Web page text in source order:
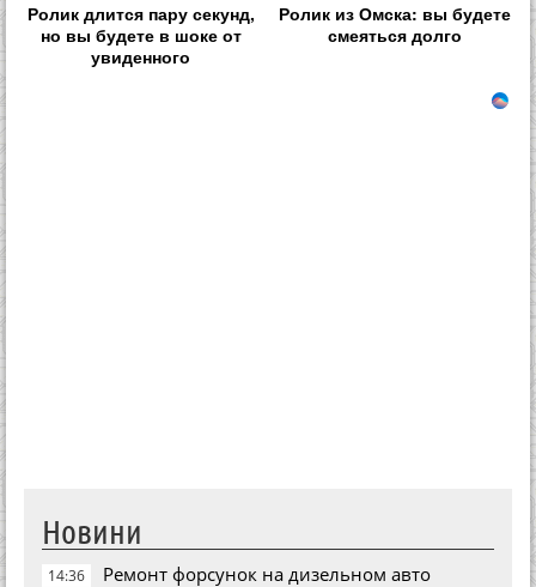
Ролик длится пару секунд,
но вы будете в шоке от
увиденного
Ролик из Омска: вы будете
смеяться долго
Новини
14:36 Ремонт форсунок на дизельном авто